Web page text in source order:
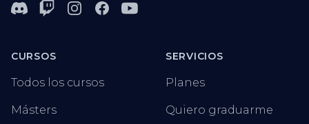
DiscordTwitchInstagramFacebookYoutube
CURSOS
Todos los cursos
Másters
SERVICIOS
Planes
Quiero graduarme